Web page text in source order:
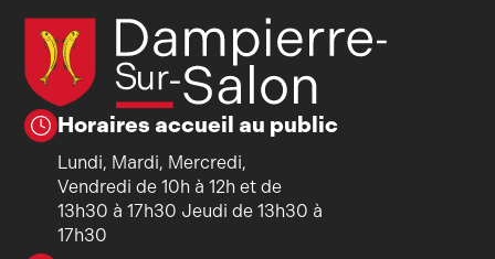
Horaires accueil au public
Lundi, Mardi, Mercredi,
Vendredi de 10h à 12h et de
13h30 à 17h30 Jeudi de 13h30 à
17h30